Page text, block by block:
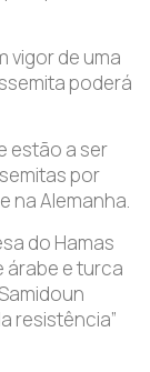
vigor de uma
poderá
estão a ser
por
na Alemanha.
do Hamas
árabe e turca
resistência”